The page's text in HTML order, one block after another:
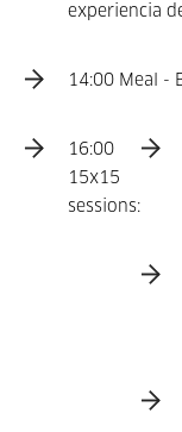
experiencia
14:00 Meal -
16:00
15x15
sessions: